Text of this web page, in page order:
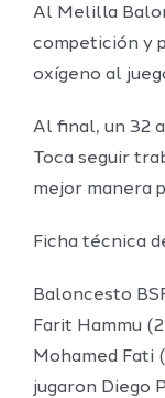
Al Melilla
competición y
oxígeno al
Al final, un 32
Toca seguir
mejor manera
Ficha técnica
Baloncesto
Farit Hammu
Mohamed Fati
jugaron Diego